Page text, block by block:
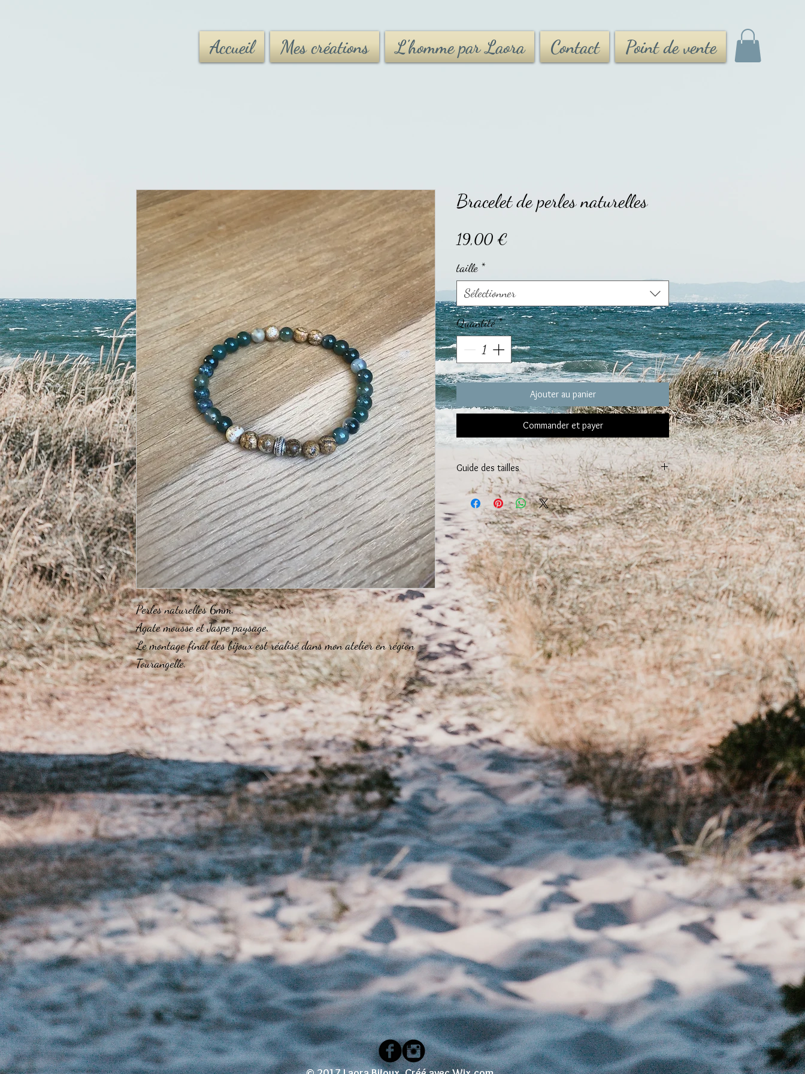
Accueil Mes créations L'homme par Laora Contact Point de vente
Perles naturelles 6mm.
Agate mousse et Jaspe paysage.
Le montage final des bijoux est réalisé dans mon atelier en région
Tourangelle.
Bracelet de perles naturelles
19,00 €
taille *
Sélectionner
Quantité*
Ajouter au panier
Commander et payer
Guide des tailles
CHOISISSEZ la taille de votre BRACELET
Taille de poignet entre 14 et 16 cm :
Nous vous recommandons de choisir un bracelet taille S
Taille de poignet entre 16 et 18 cm :
Nous vous recommandons de choisir un bracelet taille M
Taille de poignet entre 18 et 20 cm :
Nous vous recommandons de choisir un bracelet taille L
Taille de poignet supérieure à 20 cm :
Aucun problème ! Nous pouvons vous faire le bracelet de
votre choix sur mesure. Il vous suffit simplement de nous
faire une demande à : laorabijoux@gmail.com